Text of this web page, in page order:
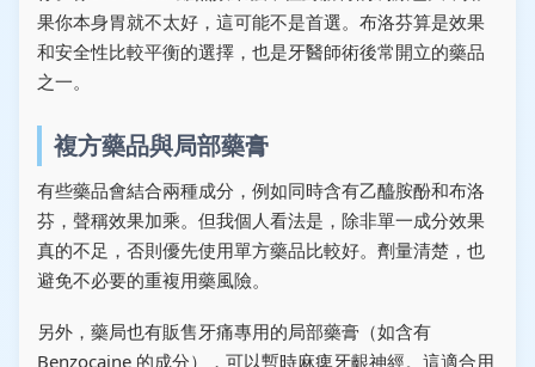
果你本身胃就不太好，這可能不是首選。布洛芬算是效果
和安全性比較平衡的選擇，也是牙醫師術後常開立的藥品
之一。
複方藥品與局部藥膏
有些藥品會結合兩種成分，例如同時含有乙醯胺酚和布洛
芬，聲稱效果加乘。但我個人看法是，除非單一成分效果
真的不足，否則優先使用單方藥品比較好。劑量清楚，也
避免不必要的重複用藥風險。
另外，藥局也有販售牙痛專用的局部藥膏（如含有
Benzocaine 的成分），可以暫時麻痺牙齦神經。這適合用